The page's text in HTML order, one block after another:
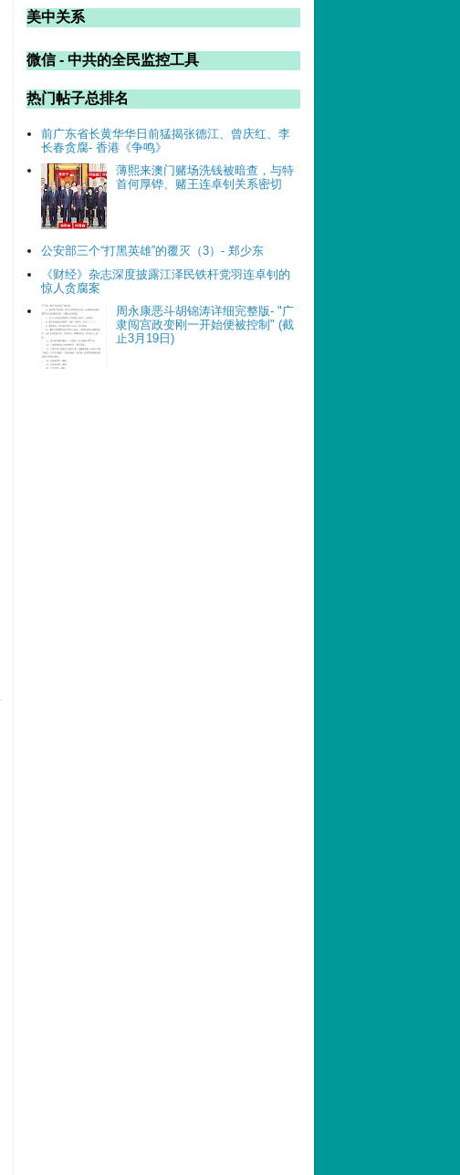
美中关系
微信 - 中共的全民监控工具
热门帖子总排名
前广东省长黄华华日前猛揭张德江、曾庆红、李
长春贪腐- 香港《争鸣》
薄熙来澳门赌场洗钱被暗查，与特
首何厚铧、赌王连卓钊关系密切
公安部三个“打黑英雄”的覆灭（3）- 郑少东
《财经》杂志深度披露江泽民铁杆党羽连卓钊的
惊人贪腐案
周永康恶斗胡锦涛详细完整版- "广
隶闯宫政变刚一开始便被控制" (截
止3月19日)